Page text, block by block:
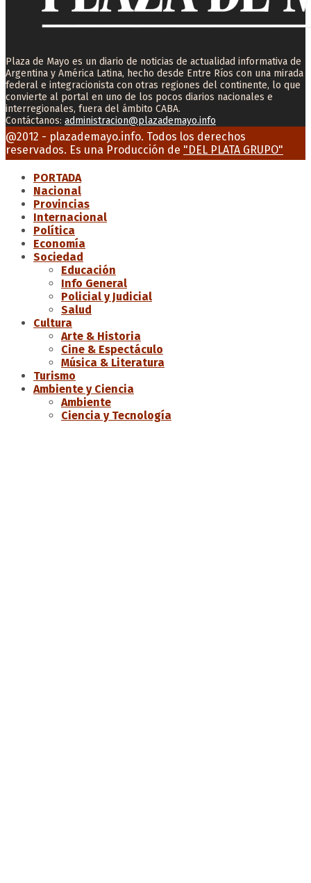
Plaza de Mayo es un diario de noticias de actualidad informativa de
Argentina y América Latina, hecho desde Entre Ríos con una mirada
federal e integracionista con otras regiones del continente, lo que
convierte al portal en uno de los pocos diarios nacionales e
interregionales, fuera del ámbito CABA.
Contáctanos: administracion@plazademayo.info
Facebook
Twitter
Instagram
Youtube
Email
@2012 - plazademayo.info. Todos los derechos
reservados. Es una Producción de "DEL PLATA GRUPO"
PORTADA
Nacional
Provincias
Internacional
Política
Economía
Sociedad
Educación
Info General
Policial y Judicial
Salud
Cultura
Arte & Historia
Cine & Espectáculo
Música & Literatura
Turismo
Ambiente y Ciencia
Ambiente
Ciencia y Tecnología